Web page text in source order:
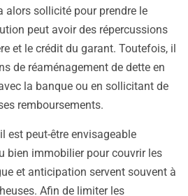
alors sollicité pour prendre le
peut avoir des répercussions
et le crédit du garant. Toutefois, il
de réaménagement de dette en
la banque ou en sollicitant de
remboursements.
est peut-être envisageable
bien immobilier pour couvrir les
et anticipation servent souvent à
Afin de limiter les